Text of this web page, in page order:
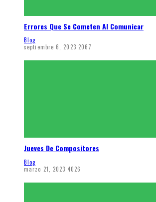
Errores Que Se Cometen Al Comunicar
Blog
septiembre 6, 2023 2067
Jueves De Compositores
Blog
marzo 21, 2023 4026